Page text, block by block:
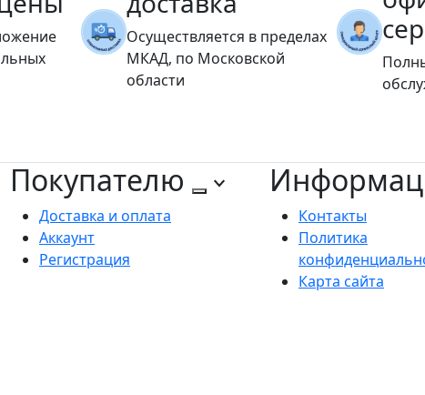
Осуществляется в пределах
МКАД, по Московской
области
Покупателю
Доставка и оплата
Аккаунт
Регистрация
Контакты
Политика
Карта сайта